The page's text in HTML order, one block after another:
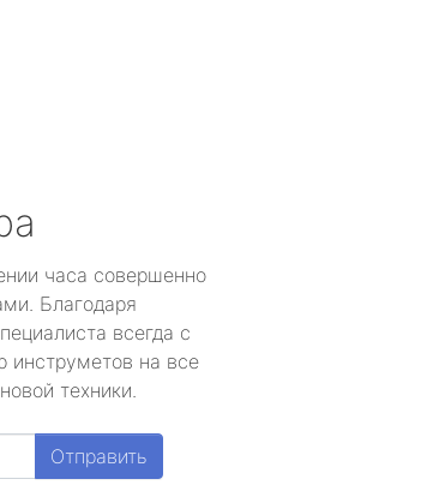
часа совершенно
Благодаря
всегда с
инструметов на все
техники.
Отправить